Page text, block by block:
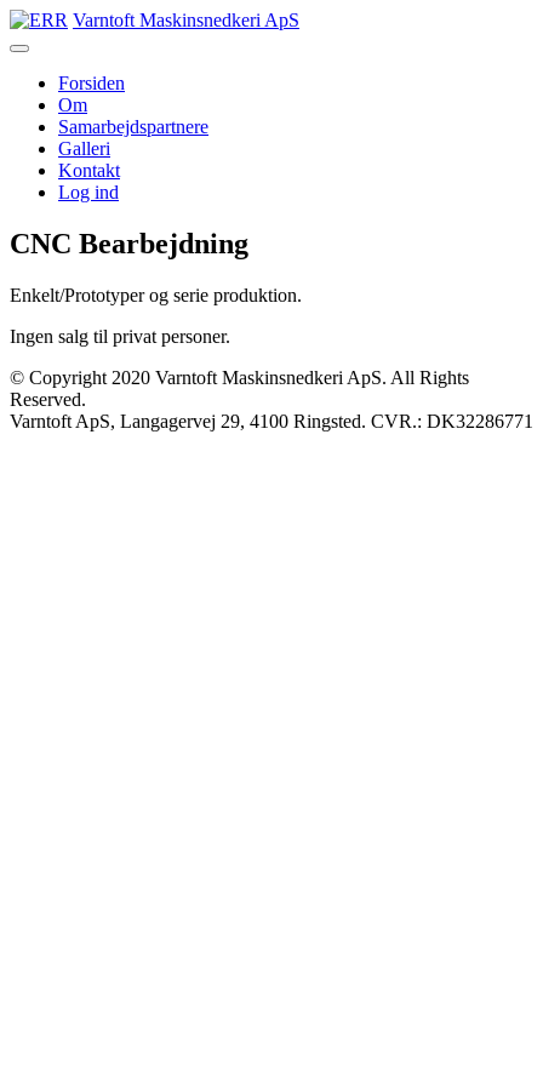
Varntoft Maskinsnedkeri ApS
Forsiden
Om
Samarbejdspartnere
Galleri
Kontakt
Log ind
CNC Bearbejdning
Enkelt/Prototyper og serie produktion.
Ingen salg til privat personer.
© Copyright 2020 Varntoft Maskinsnedkeri ApS. All Rights
Reserved.
Varntoft ApS, Langagervej 29, 4100 Ringsted. CVR.: DK32286771